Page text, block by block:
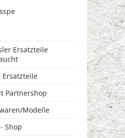
Ersatzteile
Ersatzteile
Partnershop
Modelle
Shop